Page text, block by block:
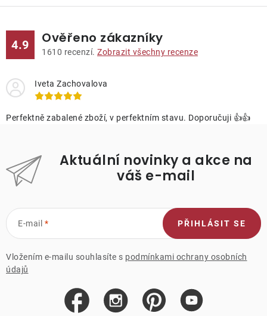
4.9 Ověřeno zákazníky
1610 recenzí. Zobrazit všechny recenze
Iveta Zachovalova
Perfektně zabalené zboží, v perfektním stavu. Doporučuji 👍👍
Aktuální novinky a akce na
váš e-mail
E-mail
Vložením e-mailu souhlasíte s podmínkami ochrany osobních
údajů
PŘIHLÁSIT SE